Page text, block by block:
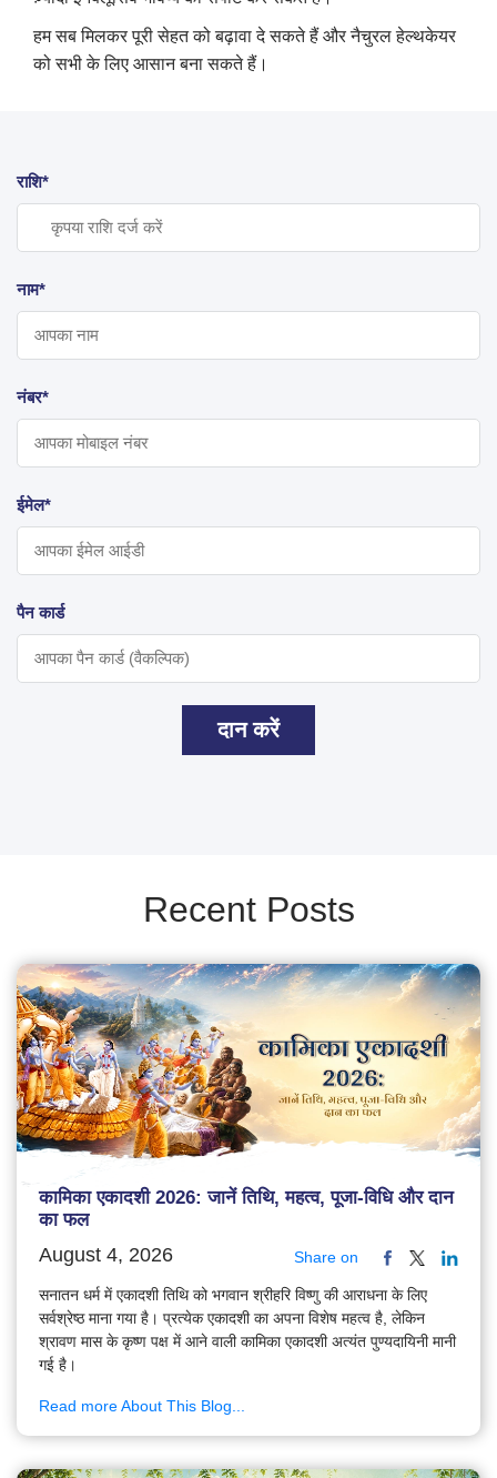
हम सब मिलकर पूरी सेहत को बढ़ावा दे सकते हैं और नैचुरल हेल्थकेयर
को सभी के लिए आसान बना सकते हैं।
राशि*
नाम*
नंबर*
ईमेल*
पैन कार्ड
दान करें
Recent Posts
कामिका एकादशी 2026: जानें तिथि, महत्व, पूजा-विधि और दान
का फल
August 4, 2026 Share on
सनातन धर्म में एकादशी तिथि को भगवान श्रीहरि विष्णु की आराधना के लिए
सर्वश्रेष्ठ माना गया है। प्रत्येक एकादशी का अपना विशेष महत्व है, लेकिन
श्रावण मास के कृष्ण पक्ष में आने वाली कामिका एकादशी अत्यंत पुण्यदायिनी मानी
गई है।
Read more About This Blog...